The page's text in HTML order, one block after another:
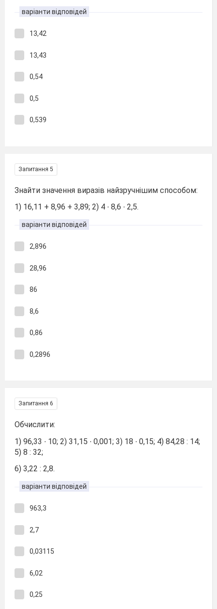
варіанти відповідей
13,42
13,43
0,54
0,5
0,539
Запитання 5
Знайти значення виразів найзручнішим способом:
1) 16,11 + 8,96 + 3,89; 2) 4 ∙ 8,6 ∙ 2,5.
варіанти відповідей
2,896
28,96
86
8,6
0,86
0,2896
Запитання 6
Обчислити:
1) 96,33 ∙ 10; 2) 31,15 ∙ 0,001; 3) 18 ∙ 0,15; 4) 84,28 : 14;
5) 8 : 32;
6) 3,22 : 2,8.
варіанти відповідей
963,3
2,7
0,03115
6,02
0,25